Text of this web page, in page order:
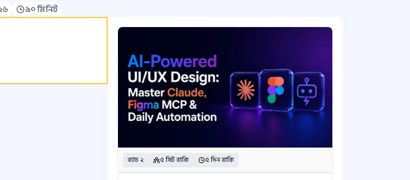
৯০ মিনিট
ব্যাচ ২ ৫ সিট বাকি ৫ দিন বাকি